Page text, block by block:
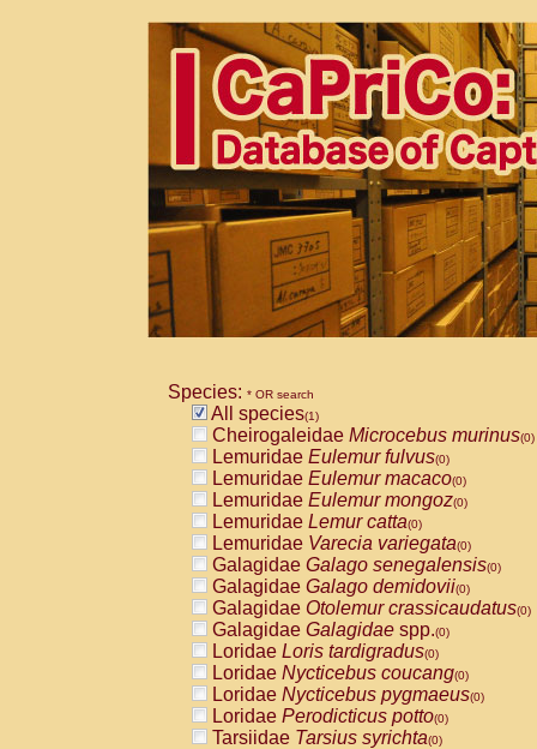
Species: * OR search
All species(1)
Cheirogaleidae Microcebus murinus(0)
Lemuridae Eulemur fulvus(0)
Lemuridae Eulemur macaco(0)
Lemuridae Eulemur mongoz(0)
Lemuridae Lemur catta(0)
Lemuridae Varecia variegata(0)
Galagidae Galago senegalensis(0)
Galagidae Galago demidovii(0)
Galagidae Otolemur crassicaudatus(0)
Galagidae Galagidae spp.(0)
Loridae Loris tardigradus(0)
Loridae Nycticebus coucang(0)
Loridae Nycticebus pygmaeus(0)
Loridae Perodicticus potto(0)
Tarsiidae Tarsius syrichta(0)